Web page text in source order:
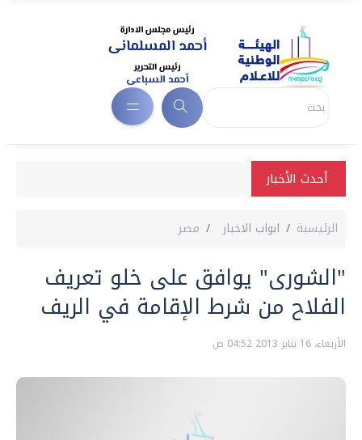
أحدث الأخبار
الرئيسية ابواب الاخبار مصر
"الشورى" يوافق على خلو تعريف
الفلاح من شرط الإقامة في الريف
الأربعاء، 16 يناير 2013 04:52 ص